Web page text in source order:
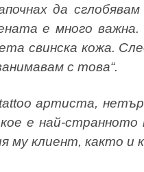
да
е много
свинска кожа.
с това“.
артиста,
е най-
му клиент, както и